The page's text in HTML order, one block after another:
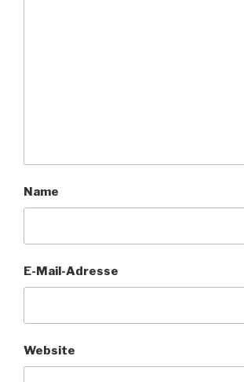
Name
E-Mail-Adresse
Website